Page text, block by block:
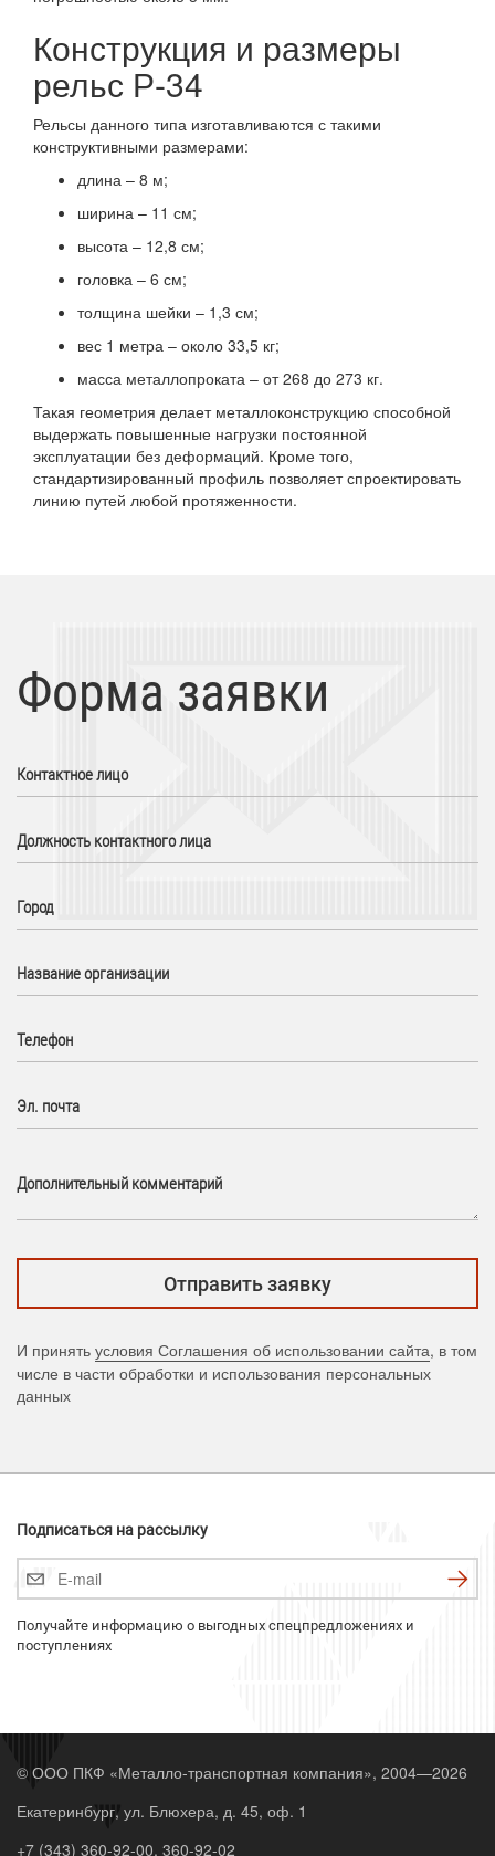
Конструкция и размеры
рельс Р-34
Рельсы данного типа изготавливаются с такими
конструктивными размерами:
длина – 8 м;
ширина – 11 см;
высота – 12,8 см;
головка – 6 см;
толщина шейки – 1,3 см;
вес 1 метра – около 33,5 кг;
масса металлопроката – от 268 до 273 кг.
Такая геометрия делает металлоконструкцию способной
выдержать повышенные нагрузки постоянной
эксплуатации без деформаций. Кроме того,
стандартизированный профиль позволяет спроектировать
линию путей любой протяженности.
Форма заявки
Контактное лицо
Должность контактного лица
Город
Название организации
Телефон
Эл. почта
Дополнительный комментарий
И принять условия Соглашения об использовании сайта, в том
числе в части обработки и использования персональных
данных
Подписаться на рассылку
Получайте информацию о выгодных спецпредложениях и
поступлениях
© ООО ПКФ «Металло-транспортная компания», 2004—2026
Екатеринбург, ул. Блюхера, д. 45, оф. 1
+7 (343) 360-92-00, 360-92-02